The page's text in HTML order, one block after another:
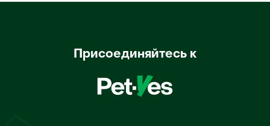
Присоединяйтесь к